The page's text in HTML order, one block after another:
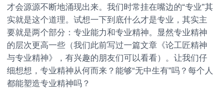
才会源源不断地涌现出来。我们时常挂在嘴边的“专业”其
实就是这个道理。试想一下到底什么才是专业，其实主
要就是两个部分：专业能力和专业精神。显然专业精神
的层次更高一些（我们此前写过一篇文章《论工匠精神
与专业精神》，有兴趣的朋友们可以看看）。让我们仔
细想想，专业精神从何而来？能够“无中生有”吗？每个人
都能塑造专业精神吗？